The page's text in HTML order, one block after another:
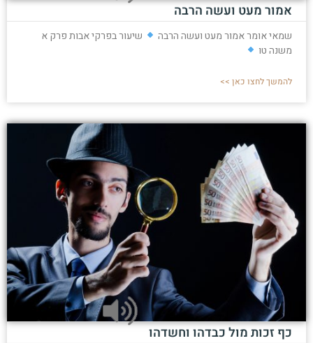
אמור מעט ועשה הרבה
שמאי אומר אמור מעט ועשה הרבה
שיעור בפרקי אבות פרק א
משנה טו
להמשך לחצו כאן >>
כף זכות מול כבדהו וחשדהו